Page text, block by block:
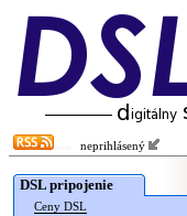
neprihlásený
DSL pripojenie
Ceny DSL